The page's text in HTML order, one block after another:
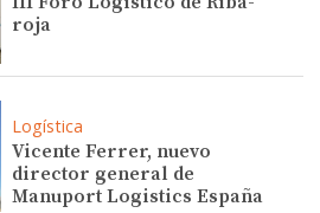
roja
Logística
Vicente Ferrer, nuevo
director general de
Manuport Logistics España